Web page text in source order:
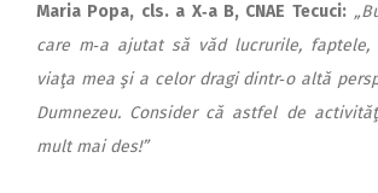
Maria Popa, cls. a X‑a B, CNAE Tecuci:
care m‑a ajutat să văd lucrurile, faptele,
viaţa mea şi a celor dragi dintr‑o altă
Dumnezeu. Consider că astfel de
mult mai des!”